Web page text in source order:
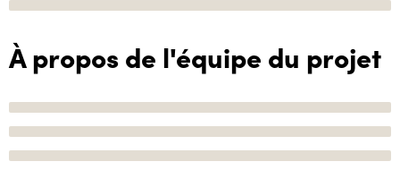
À propos de l'équipe du projet